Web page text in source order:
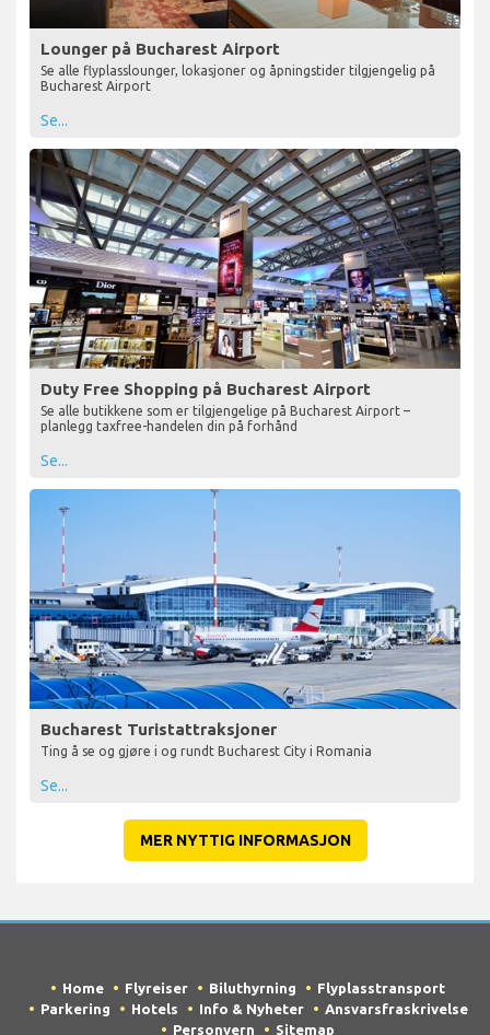
Lounger på Bucharest Airport
Se alle flyplasslounger, lokasjoner og åpningstider tilgjengelig på
Bucharest Airport
Se...
Duty Free Shopping på Bucharest Airport
Se alle butikkene som er tilgjengelige på Bucharest Airport –
planlegg taxfree-handelen din på forhånd
Se...
Bucharest Turistattraksjoner
Ting å se og gjøre i og rundt Bucharest City i Romania
Se...
MER NYTTIG INFORMASJON
Home Flyreiser Biluthyrning
Flyplasstransport
Parkering
Hotels Info & Nyheter
Ansvarsfraskrivelse
Personvern
Sitemap